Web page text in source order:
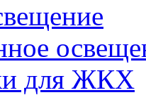
для ЖКХ